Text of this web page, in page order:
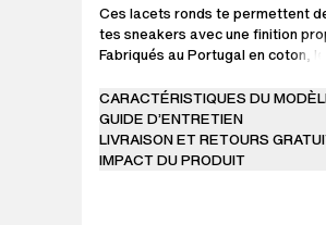
Ces lacets ronds te permettent
tes sneakers avec une finition
Fabriqués au Portugal en coton,
et tactile. Avec 135 cm, ils sont
expérimenter de nouveaux styles
les doubler pour un peu plus de
CARACTÉRISTIQUES DU
GUIDE D’ENTRETIEN
LIVRAISON ET RETOURS
IMPACT DU PRODUIT